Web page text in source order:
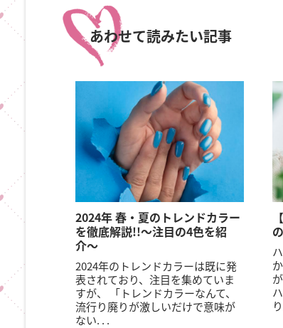
あわせて読みたい記事
2024年 春・夏のトレンドカラー
を徹底解説!!〜注目の4色を紹
介〜
2024年のトレンドカラーは既に発
表されており、注目を集めていま
すが、 「トレンドカラーなんて、
流行り廃りが激しいだけで意味が
ない. . .